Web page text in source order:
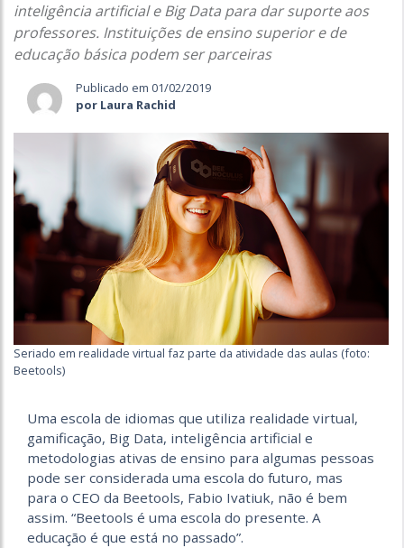
inteligência artificial e Big Data para dar suporte aos
professores. Instituições de ensino superior e de
educação básica podem ser parceiras
Publicado em 01/02/2019
por Laura Rachid
Seriado em realidade virtual faz parte da atividade das aulas (foto:
Beetools)
Uma escola de idiomas que utiliza realidade virtual,
gamificação, Big Data, inteligência artificial e
metodologias ativas de ensino para algumas pessoas
pode ser considerada uma escola do futuro, mas
para o CEO da Beetools, Fabio Ivatiuk, não é bem
assim. “Beetools é uma escola do presente. A
educação é que está no passado”.